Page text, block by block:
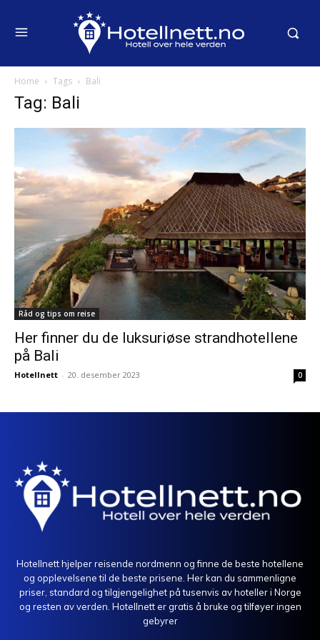
Home Tags Bali
Tag: Bali
Råd og tips om reise
Her finner du de luksuriøse strandhotellene
på Bali
Hotellnett - 20. desember 2023 0
Hotellnett hjelper reisende nordmenn og finne de beste hotellene
og opplevelsene til de beste prisene. Her kan du sammenligne
priser, standard og tilgjengelighet på tusenvis av hoteller i Norge
og resten av verden. Hotellnett er gratis å bruke og tilføyer ingen
gebyrer